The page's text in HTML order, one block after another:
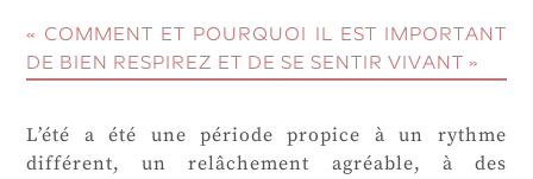
« COMMENT ET POURQUOI IL EST IMPORTANT
DE BIEN RESPIREZ ET DE SE SENTIR VIVANT »
L’été a été une période propice à un rythme
différent, un relâchement agréable, à des